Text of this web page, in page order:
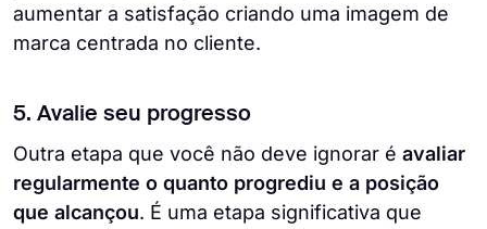
aumentar a satisfação criando uma imagem de
marca centrada no cliente.
5. Avalie seu progresso
Outra etapa que você não deve ignorar é avaliar
regularmente o quanto progrediu e a posição
que alcançou. É uma etapa significativa que